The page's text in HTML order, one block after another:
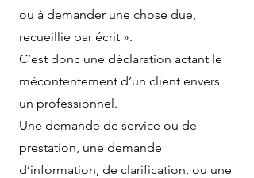
ou à demander une chose due,
recueillie par écrit ».
C’est donc une déclaration actant le
mécontentement d’un client envers
un professionnel.
Une demande de service ou de
prestation, une demande
d’information, de clarification, ou une